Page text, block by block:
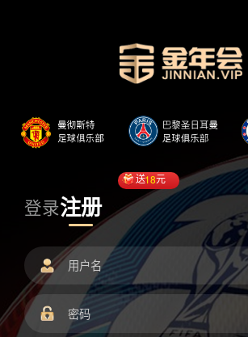
登录注册
送18元